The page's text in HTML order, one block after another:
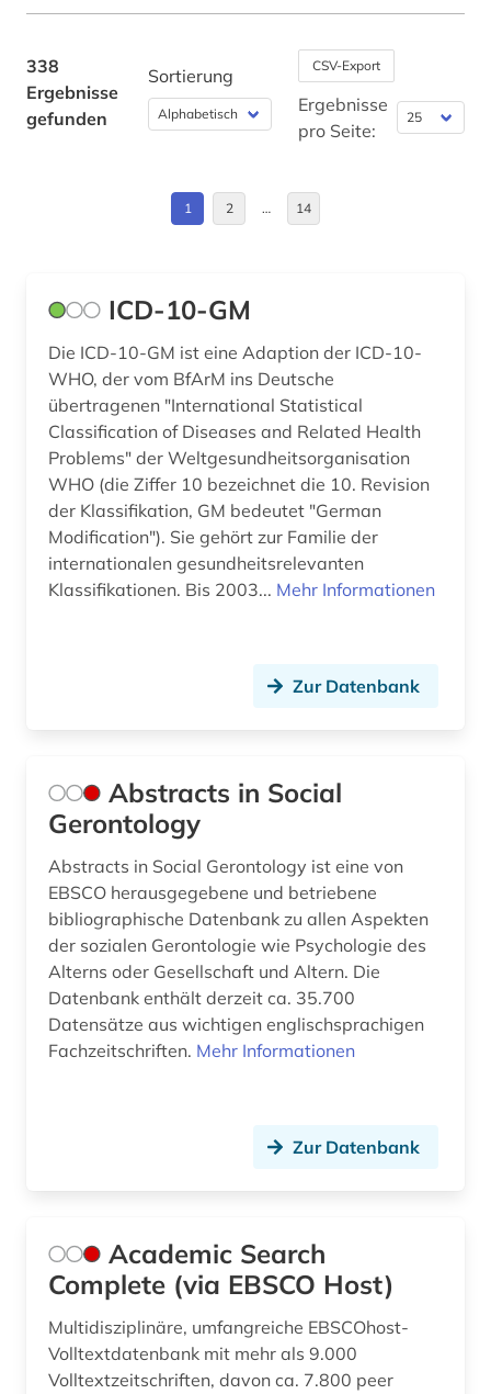
british academy (1)
business (2)
computerunterstützes lernen (1)
coworking (1)
design (1)
design history (1)
deutschland (2)
didaktik (1)
diskriminierung (1)
dissertation (3)
diversität (1)
dokumentenserver (3)
drogen (2)
einführung (1)
einheitlicher bewertungsmaßstab für
kassenärztliche leistung 2000 plus (1)
338
Ergebnisse
gefunden
Sortierung CSV-Export
Ergebnisse
pro Seite:
1 2 … 14
ICD-10-GM
Die ICD-10-GM ist eine Adaption der ICD-10-
WHO, der vom BfArM ins Deutsche
übertragenen "International Statistical
Classification of Diseases and Related Health
Problems" der Weltgesundheitsorganisation
WHO (die Ziffer 10 bezeichnet die 10. Revision
der Klassifikation, GM bedeutet "German
Modification"). Sie gehört zur Familie der
internationalen gesundheitsrelevanten
Klassifikationen. Bis 2003... Mehr Informationen
Zur Datenbank
Abstracts in Social
Gerontology
Abstracts in Social Gerontology ist eine von
EBSCO herausgegebene und betriebene
bibliographische Datenbank zu allen Aspekten
der sozialen Gerontologie wie Psychologie des
Alterns oder Gesellschaft und Altern. Die
Datenbank enthält derzeit ca. 35.700
Datensätze aus wichtigen englischsprachigen
Fachzeitschriften. Mehr Informationen
Zur Datenbank
Academic Search
Complete (via EBSCO Host)
Multidisziplinäre, umfangreiche EBSCOhost-
Volltextdatenbank mit mehr als 9.000
Volltextzeitschriften, davon ca. 7.800 peer